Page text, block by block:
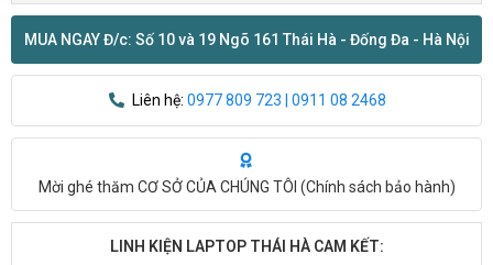
MUA NGAY Đ/c: Số 10 và 19 Ngõ 161 Thái Hà - Đống Đa - Hà Nội
Liên hệ: 0977 809 723 | 0911 08 2468
Mời ghé thăm CƠ SỞ CỦA CHÚNG TÔI (Chính sách bảo hành)
LINH KIỆN LAPTOP THÁI HÀ CAM KẾT: